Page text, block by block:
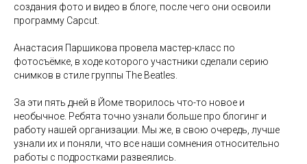
создания фото и видео в блоге, после чего они освоили
программу Capcut.
Анастасия Паршикова провела мастер-класс по
фотосъёмке, в ходе которого участники сделали серию
снимков в стиле группы The Beatles.
За эти пять дней в Йоме творилось что-то новое и
необычное. Ребята точно узнали больше про блогинг и
работу нашей организации. Мы же, в свою очередь, лучше
узнали их и поняли, что все наши сомнения относительно
работы с подростками развеялись.